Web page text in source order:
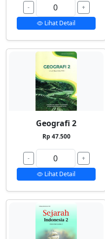
-
+
Lihat Detail
Geografi 2
Rp 47.500
-
+
Lihat Detail